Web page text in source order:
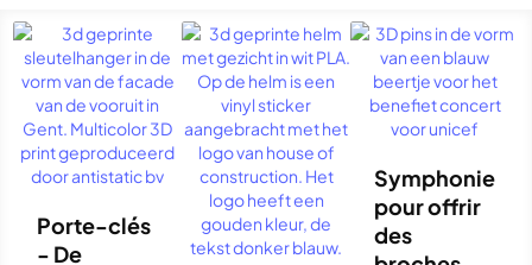
Porte-clés
- De
Symphonie
pour offrir
des